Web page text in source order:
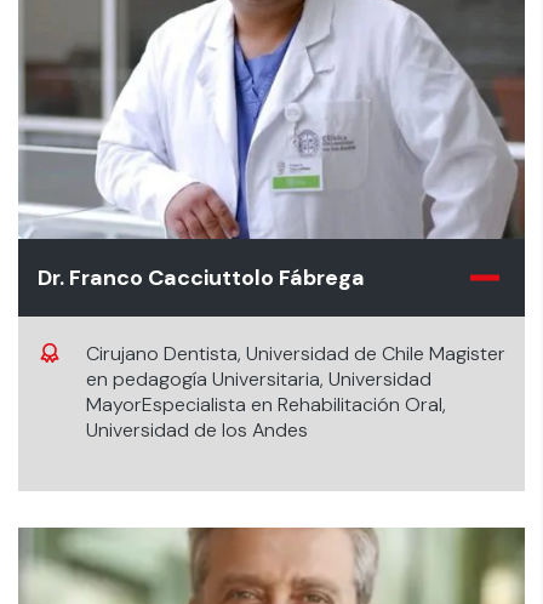
Dr. Franco Cacciuttolo Fábrega
Cirujano Dentista, Universidad de Chile Magister
en pedagogía Universitaria, Universidad
MayorEspecialista en Rehabilitación Oral,
Universidad de los Andes